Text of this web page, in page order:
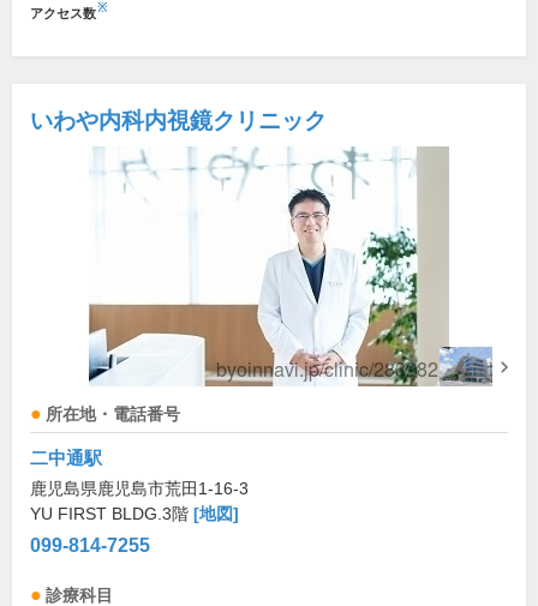
アクセス数※
いわや内科内視鏡クリニック
所在地・電話番号
二中通駅
鹿児島県鹿児島市荒田1-16-3
YU FIRST BLDG.3階 [地図]
099-814-7255
診療科目